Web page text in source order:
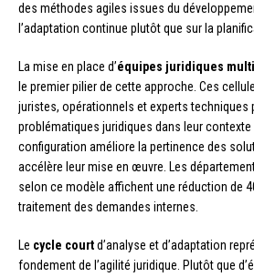
des méthodes agiles issues du
l’adaptation continue plutôt que sur la
La mise en place d’équipes juridiques
le premier pilier de cette approche. Ces
juristes, opérationnels et experts techniques
problématiques juridiques dans leur contexte
configuration améliore la pertinence des
accélère leur mise en œuvre. Les
selon ce modèle affichent une réduction de
traitement des demandes internes.
Le cycle courtd’analyse et d’adaptation
fondement de l’agilité juridique. Plutôt que